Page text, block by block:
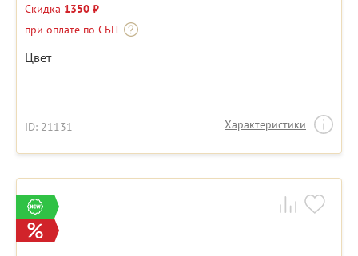
Скидка 1350 ₽
при оплате по СБП
Цвет
ID: 21131 Характеристики